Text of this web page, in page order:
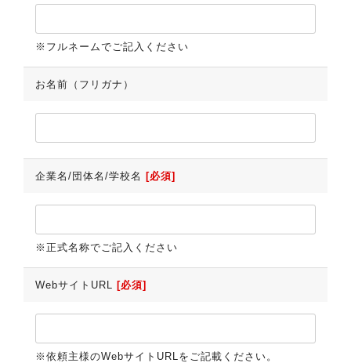
※フルネームでご記入ください
お名前（フリガナ）
企業名/団体名/学校名 [必須]
※正式名称でご記入ください
WebサイトURL [必須]
※依頼主様のWebサイトURLをご記載ください。